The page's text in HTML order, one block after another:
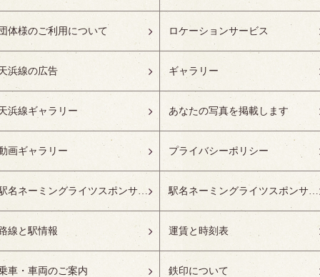
体様のご利用について ロケーションサービス
浜線の広告 ギャラリー
浜線ギャラリー あなたの写真を掲載します
画ギャラリー プライバシーポリシー
駅名ネーミングライツスポンサーの募集開始 駅名ネーミングライツスポンサー紹介
線と駅情報 運賃と時刻表
車・車両のご案内 鉄印について